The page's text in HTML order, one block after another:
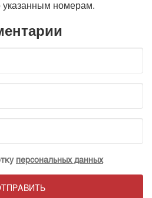
указанным номерам.
персональных данных